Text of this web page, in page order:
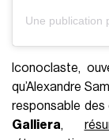
Iconoclaste,
qu’Alexandre
responsable des
Galliera,